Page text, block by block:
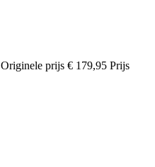
Originele prijs € 179,95 Prijs